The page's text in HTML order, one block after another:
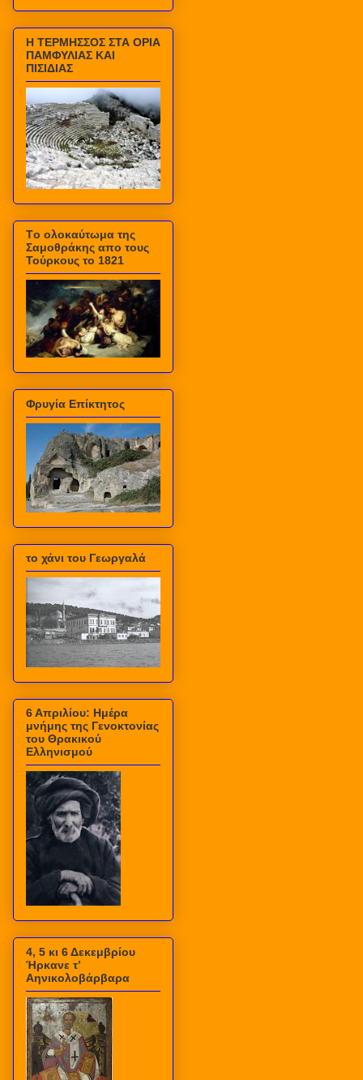
Η ΤΕΡΜΗΣΣΟΣ ΣΤΑ ΟΡΙΑ
ΠΑΜΦΥΛΙΑΣ ΚΑΙ
ΠΙΣΙΔΙΑΣ
Τo ολοκαύτωμα της
Σαμοθράκης απο τους
Τούρκους το 1821
Φρυγία Επίκτητος
το χάνι του Γεωργαλά
6 Απριλίου: Ημέρα
μνήμης της Γενοκτονίας
του Θρακικού
Ελληνισμού
4, 5 κι 6 Δεκεμβρίου
Ήρκανε τ’
Αηνικολοβάρβαρα